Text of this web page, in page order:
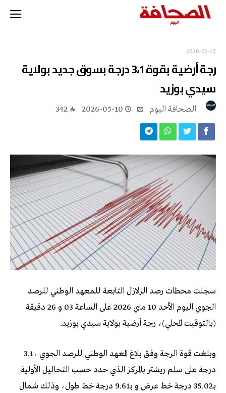
2026-05-10
رجة أرضية بقوة 3،1 درجة بسوق جديد بولاية
سيدي بوزيد
2026-05-10
342
سجلت محطات رصد الزلازل التابعة للمعهد الوطني للرصد
الجوي اليوم الأحد 10 ماي 2026 على الساعة 03 و 26 دقيقة
(بالتوقيت المحلي)، رجة أرضية بولاية سيدي بوزيد.
وبلغت قوة الرجة وفق بلاغ المعهد الوطني للرصد الجوي ،3.1
درجة على سلم ريشتر بالمركز الذي حدد حسب التحاليل الأولية
بـ35.02 درجة خط عرض و بـ9.61 درجة خط طول، وذلك شمال